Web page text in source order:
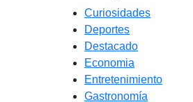
Curiosidades
Deportes
Destacado
Economia
Entretenimiento
Gastronomía